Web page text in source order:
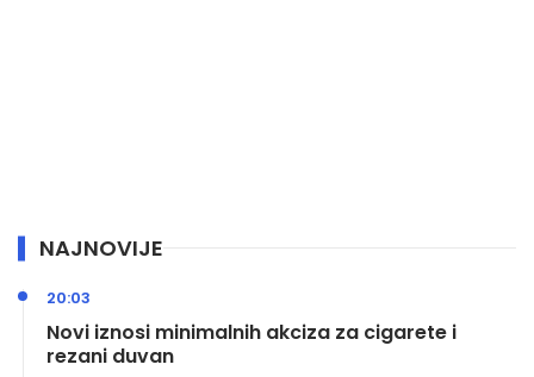
NAJNOVIJE
Novi iznosi minimalnih akciza za cigarete i
rezani duvan
20:03